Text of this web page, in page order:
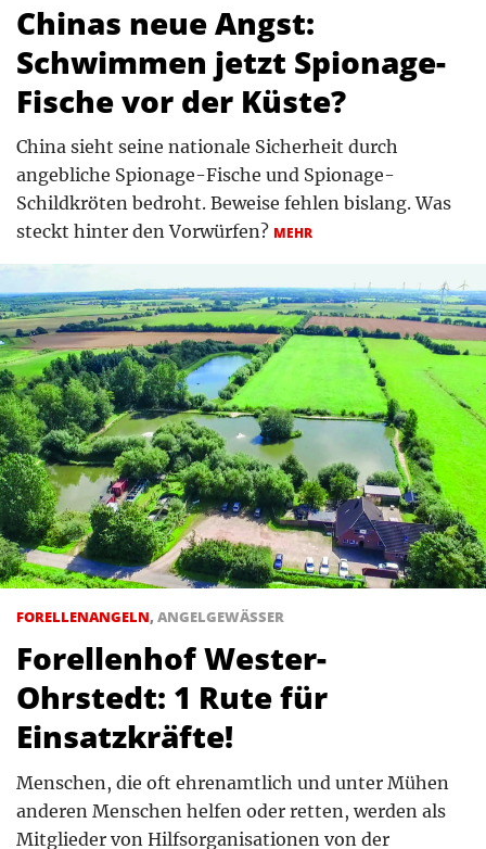
Chinas neue Angst:
Schwimmen jetzt Spionage-
Fische vor der Küste?
China sieht seine nationale Sicherheit durch
angebliche Spionage-Fische und Spionage-
Schildkröten bedroht. Beweise fehlen bislang. Was
steckt hinter den Vorwürfen? MEHR
FORELLENANGELN, ANGELGEWÄSSER
Forellenhof Wester-
Ohrstedt: 1 Rute für
Einsatzkräfte!
Menschen, die oft ehrenamtlich und unter Mühen
anderen Menschen helfen oder retten, werden als
Mitglieder von Hilfsorganisationen von der